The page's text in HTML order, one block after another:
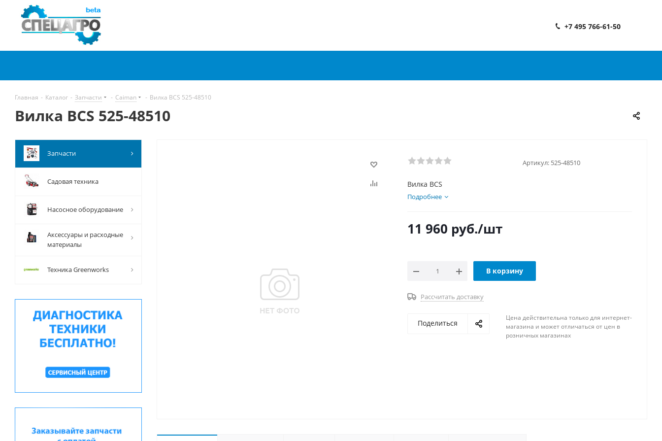
+7 495 766-61-50
Главная - Каталог - Запчасти - Caiman - Вилка BCS 525-48510
Вилка BCS 525-48510
Артикул: 525-48510
Вилка BCS
Подробнее
11 960 руб./шт
В корзину
Рассчитать доставку
Поделиться
Цена действительна только для интернет-
магазина и может отличаться от цен в
розничных магазинах
Запчасти
Садовая техника
Насосное оборудование
Аксессуары и расходные
материалы
Техника Greenworks